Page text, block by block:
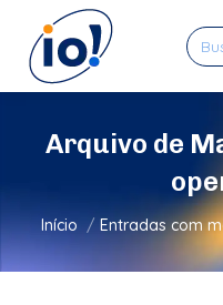
Arquivo de
Você está aqui:
Início Entradas com